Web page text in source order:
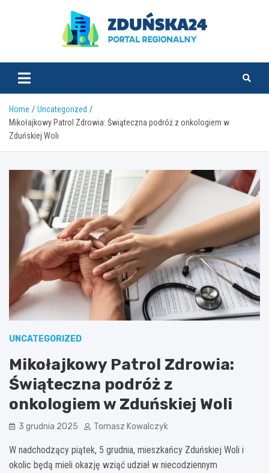
zdunska24.pl
Home
Uncategorized
Mikołajkowy Patrol Zdrowia: Świąteczna podróż z onkologiem w
Zduńskiej Woli
UNCATEGORIZED
Mikołajkowy Patrol Zdrowia:
Świąteczna podróż z
onkologiem w Zduńskiej Woli
3 grudnia 2025 Tomasz Kowalczyk
W nadchodzący piątek, 5 grudnia, mieszkańcy Zduńskiej Woli i
okolic będą mieli okazję wziąć udział w niecodziennym